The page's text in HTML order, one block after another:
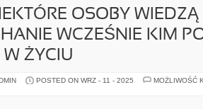
OSOBY WIEDZĄ
WCZEŚNIE KIM
ŻYCIU
POSTED ON WRZ - 11 - 2025
MOŻLIWOŚĆ